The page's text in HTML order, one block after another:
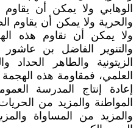
الوهابي ولا يمكن أن يقاوم
والحرية ولا يمكن أن يقاوم
ولا يمكن أن نقاوم هذه
والتنوير الفاضل بن
الزيتونية والطاهر الحداد
العلمي، فمقاومة هذه
إعادة إنتاج المدرسة
المواطنة والمزيد من
والمزيد من المساواة